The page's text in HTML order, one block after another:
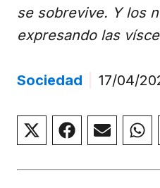
se sobrevive. Y los
expresando las
Sociedad 17/04/
Compartir
en en en